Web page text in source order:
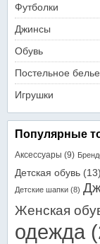
Футболки
Джинсы
Обувь
Постельное белье
Игрушки
Популярные
Аксессуары (9)
Детская обувь (13)
Детские шапки (8)
Женская
одежда